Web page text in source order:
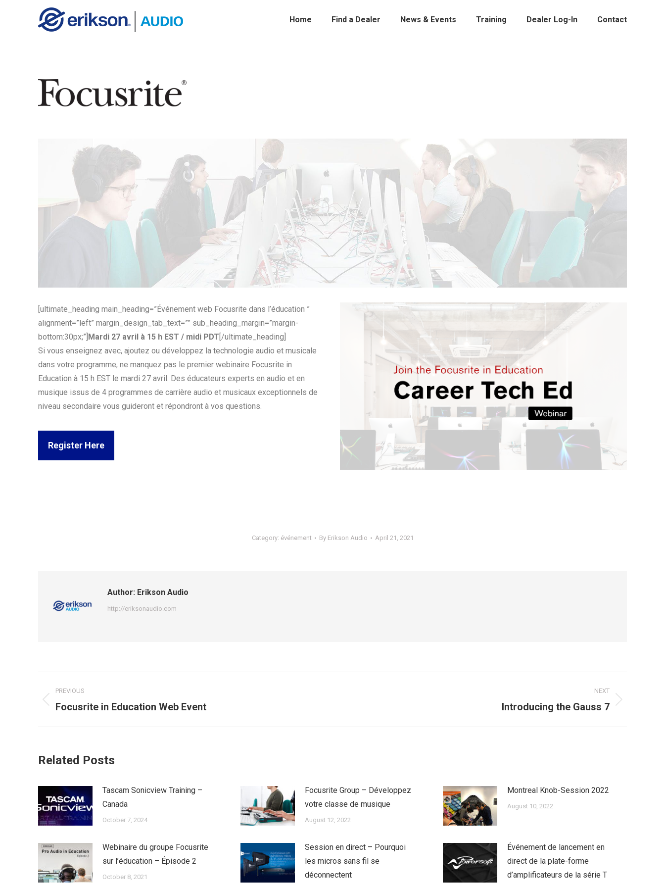
Home Find a Dealer News & Events Training Dealer Log-In Contact
[ultimate_heading main_heading=”Événement web Focusrite dans l’éducation ”
alignment=”left” margin_design_tab_text=”” sub_heading_margin=”margin-
bottom:30px;”] Mardi 27 avril à 15 h EST / midi PDT [/ultimate_heading]
Si vous enseignez avec, ajoutez ou développez la technologie audio et musicale
dans votre programme, ne manquez pas le premier webinaire Focusrite in
Education à 15 h EST le mardi 27 avril. Des éducateurs experts en audio et en
musique issus de 4 programmes de carrière audio et musicaux exceptionnels de
niveau secondaire vous guideront et répondront à vos questions.
Register Here
Category: événement By Erikson Audio April 21, 2021
Author: Erikson Audio
http://eriksonaudio.com
navigation
PREVIOUS
Previous
Focusrite in Education Web Event
NEXT
Introducing the Gauss 7
Related Posts
Tascam Sonicview Training –
Canada
October 7, 2024
Focusrite Group – Développez
votre classe de musique
August 12, 2022
Montreal Knob-Session 2022
August 10, 2022
Webinaire du groupe Focusrite
sur l’éducation – Épisode 2
October 8, 2021
Session en direct – Pourquoi
les micros sans fil se
déconnectent
Événement de lancement en
direct de la plate-forme
d’amplificateurs de la série T